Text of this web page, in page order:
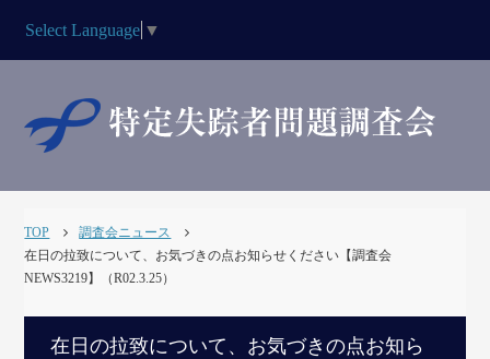
Select Language ▼
TOP
調査会ニュース
在日の拉致について、お気づきの点お知らせください【調査会
NEWS3219】（R02.3.25）
在日の拉致について、お気づきの点お知ら